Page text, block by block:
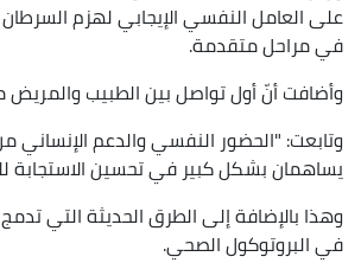
على العامل النفسي الإيجابي لهزم
في مراحل متقدمة.
وأضافت أنّ أول تواصل بين الطبيب والمريض
وتابعت: "الحضور النفسي والدعم الإنساني
يساهمان بشكل كبير في تحسين الاستجابة
وهذا بالإضافة إلى الطرق الحديثة التي تدمج
في البروتوكول الصحي.